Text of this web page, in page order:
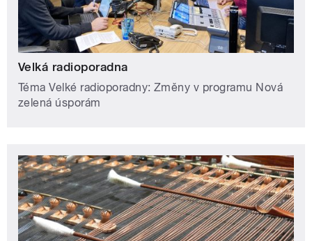
Velká radioporadna
Téma Velké radioporadny: Změny v programu Nová
zelená úsporám